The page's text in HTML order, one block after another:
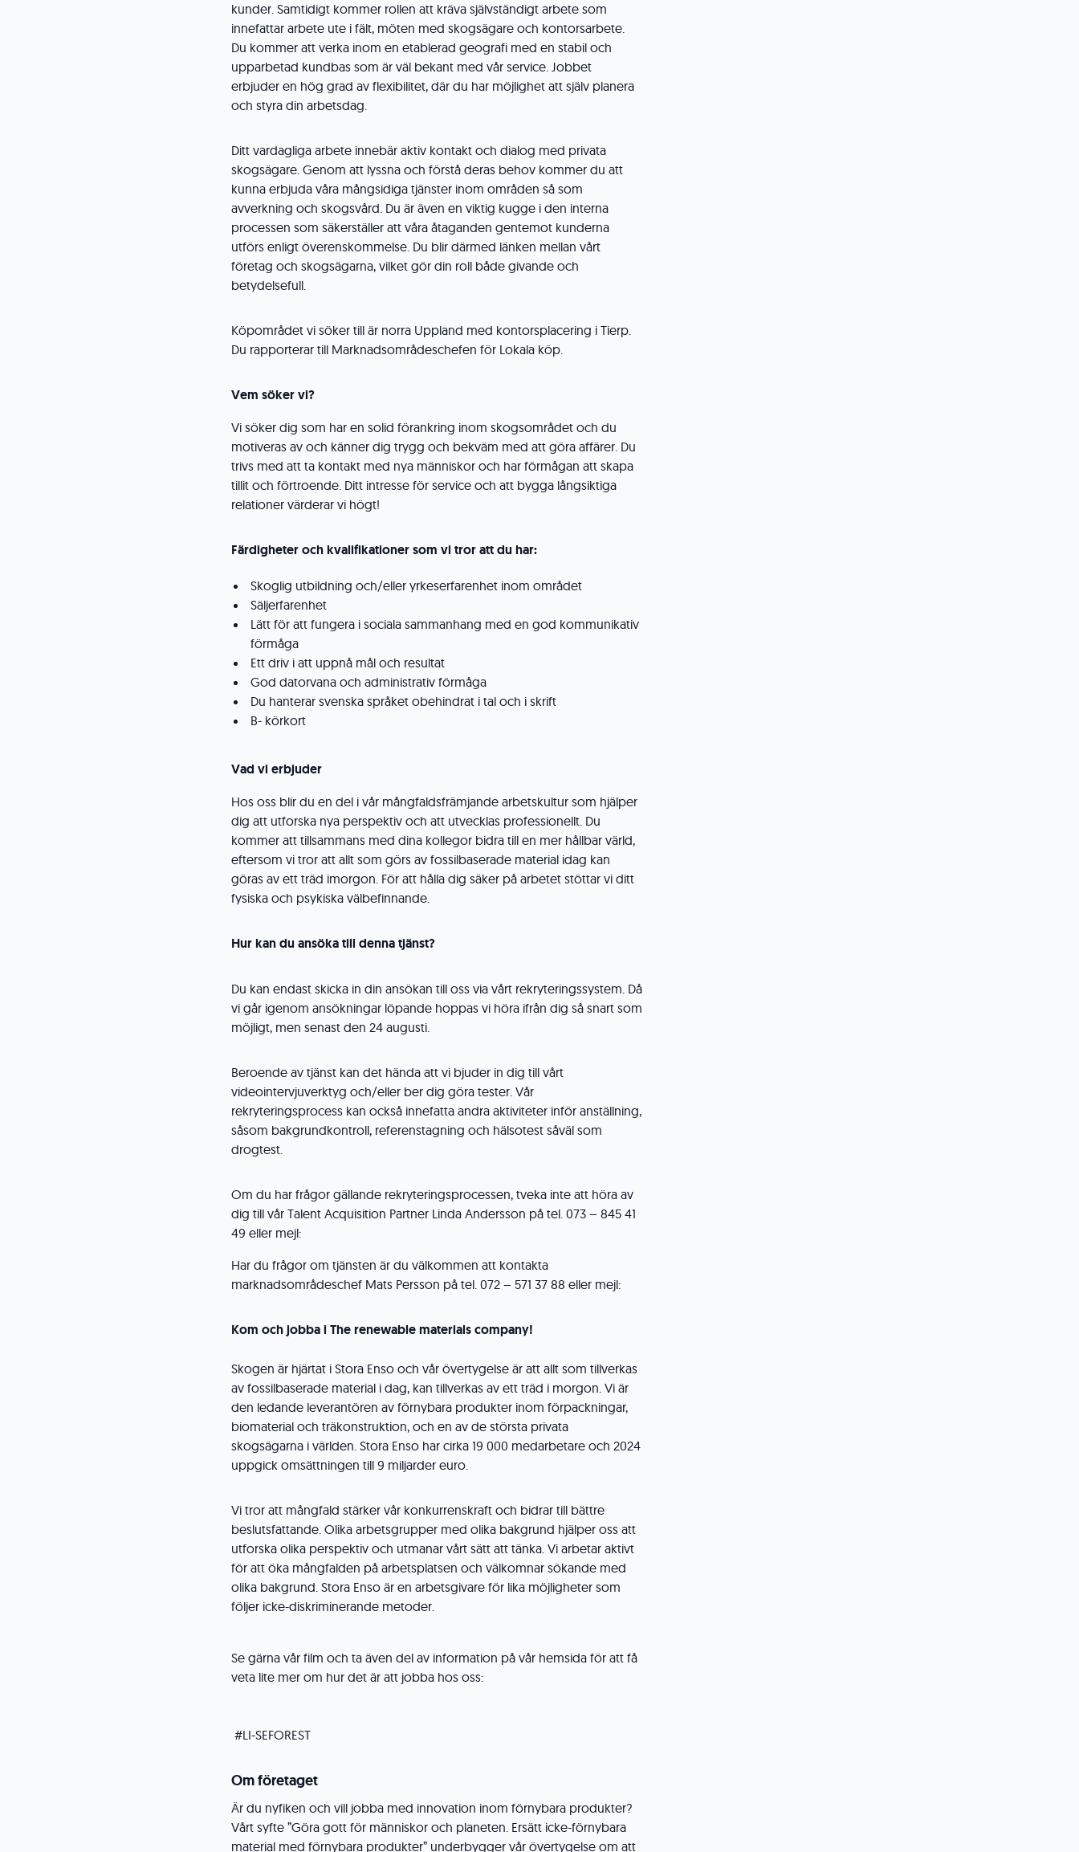
kunder. Samtidigt kommer rollen att kräva självständigt arbete som
innefattar arbete ute i fält, möten med skogsägare och kontorsarbete.
Du kommer att verka inom en etablerad geografi med en stabil och
upparbetad kundbas som är väl bekant med vår service. Jobbet
erbjuder en hög grad av flexibilitet, där du har möjlighet att själv planera
och styra din arbetsdag.
Ditt vardagliga arbete innebär aktiv kontakt och dialog med privata
skogsägare. Genom att lyssna och förstå deras behov kommer du att
kunna erbjuda våra mångsidiga tjänster inom områden så som
avverkning och skogsvård. Du är även en viktig kugge i den interna
processen som säkerställer att våra åtaganden gentemot kunderna
utförs enligt överenskommelse. Du blir därmed länken mellan vårt
företag och skogsägarna, vilket gör din roll både givande och
betydelsefull.
Köpområdet vi söker till är norra Uppland med kontorsplacering i Tierp.
Du rapporterar till Marknadsområdeschefen för Lokala köp.
Vem söker vi?
Vi söker dig som har en solid förankring inom skogsområdet och du
motiveras av och känner dig trygg och bekväm med att göra affärer. Du
trivs med att ta kontakt med nya människor och har förmågan att skapa
tillit och förtroende. Ditt intresse för service och att bygga långsiktiga
relationer värderar vi högt!
Färdigheter och kvalifikationer som vi tror att du har:
Skoglig utbildning och/eller yrkeserfarenhet inom området
Säljerfarenhet
Lätt för att fungera i sociala sammanhang med en god kommunikativ
förmåga
Ett driv i att uppnå mål och resultat
God datorvana och administrativ förmåga
Du hanterar svenska språket obehindrat i tal och i skrift
B- körkort
Vad vi erbjuder
Hos oss blir du en del i vår mångfaldsfrämjande arbetskultur som hjälper
dig att utforska nya perspektiv och att utvecklas professionellt. Du
kommer att tillsammans med dina kollegor bidra till en mer hållbar värld,
eftersom vi tror att allt som görs av fossilbaserade material idag kan
göras av ett träd imorgon. För att hålla dig säker på arbetet stöttar vi ditt
fysiska och psykiska välbefinnande.
Hur kan du ansöka till denna tjänst?
Du kan endast skicka in din ansökan till oss via vårt rekryteringssystem. Då
vi går igenom ansökningar löpande hoppas vi höra ifrån dig så snart som
möjligt, men senast den 24 augusti.
Beroende av tjänst kan det hända att vi bjuder in dig till vårt
videointervjuverktyg och/eller ber dig göra tester. Vår
rekryteringsprocess kan också innefatta andra aktiviteter inför anställning,
såsom bakgrundkontroll, referenstagning och hälsotest såväl som
drogtest.
Om du har frågor gällande rekryteringsprocessen, tveka inte att höra av
dig till vår Talent Acquisition Partner Linda Andersson på tel. 073 – 845 41
49 eller mejl:
Har du frågor om tjänsten är du välkommen att kontakta
marknadsområdeschef Mats Persson på tel. 072 – 571 37 88 eller mejl:
Kom och jobba i The renewable materials company!
Skogen är hjärtat i Stora Enso och vår övertygelse är att allt som tillverkas
av fossilbaserade material i dag, kan tillverkas av ett träd i morgon. Vi är
den ledande leverantören av förnybara produkter inom förpackningar,
biomaterial och träkonstruktion, och en av de största privata
skogsägarna i världen. Stora Enso har cirka 19 000 medarbetare och 2024
uppgick omsättningen till 9 miljarder euro.
Vi tror att mångfald stärker vår konkurrenskraft och bidrar till bättre
beslutsfattande. Olika arbetsgrupper med olika bakgrund hjälper oss att
utforska olika perspektiv och utmanar vårt sätt att tänka. Vi arbetar aktivt
för att öka mångfalden på arbetsplatsen och välkomnar sökande med
olika bakgrund. Stora Enso är en arbetsgivare för lika möjligheter som
följer icke-diskriminerande metoder.
Se gärna vår film och ta även del av information på vår hemsida för att få
veta lite mer om hur det är att jobba hos oss:
#LI-SEFOREST
Om företaget
Är du nyfiken och vill jobba med innovation inom förnybara produkter?
Vårt syfte ”Göra gott för människor och planeten. Ersätt icke-förnybara
material med förnybara produkter” underbygger vår övertygelse om att